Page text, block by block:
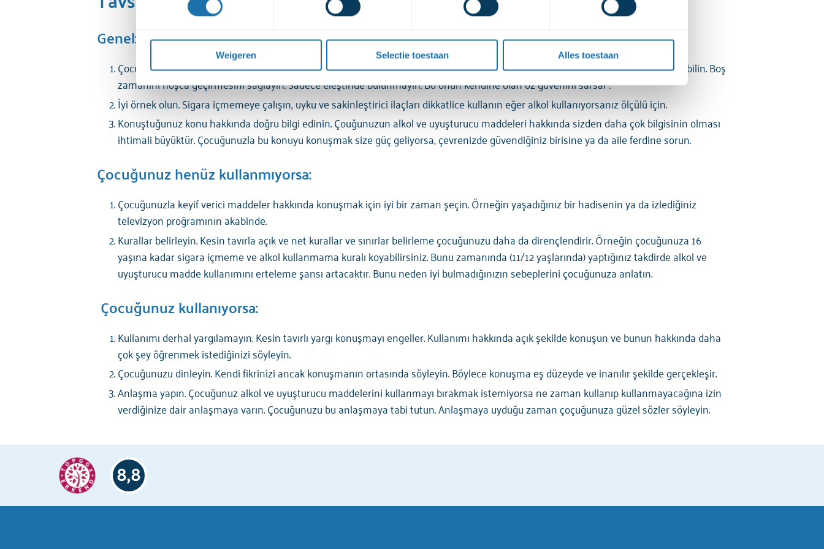
bekijken. Je kunt je toestemming wijzigen via de knop die  linksonder in beeld is.
privacyverklaring raadplegen.
Weigeren Selectie toestaan Alles toestaan
Genel:
Çocuğunuza ilgi gösterin. Onun kafasından neler geçtiğini ve olası ne problemlerin olduğunu bilin. Arkadaşlarının kimler olduğu bilin. Boş
zamanını hoşca geçirmesini sağlayın. Sadece eleştiride bulunmayın. Bu onun kendine olan öz güvenini sarsar .
İyi örnek olun. Sigara içmemeye çalışın, uyku ve sakinleştirici ilaçları dikkatlice kullanın eğer alkol kullanıyorsanız ölçülü için.
Konuştuğunuz konu hakkında doğru bilgi edinin. Çouğunuzun alkol ve uyuşturucu maddeleri hakkında sizden daha çok bilgisinin olması
ihtimali büyüktür. Çocuğunuzla bu konuyu konuşmak size güç geliyorsa, çevrenizde güvendiğiniz birisine ya da aile ferdine sorun.
Çocuğunuz henüz kullanmıyorsa:
Çocuğunuzla keyif verici maddeler hakkında konuşmak için iyi bir zaman şeçin. Örneğin yaşadığınız bir hadisenin ya da izlediğiniz
televizyon proğramının akabinde.
Kurallar belirleyin. Kesin tavırla açık ve net kurallar ve sınırlar belirleme çocuğunuzu daha da dirençlendirir. Örneğin çocuğunuza 16
yaşına kadar sigara içmeme ve alkol kullanmama kuralı koyabilirsiniz. Bunu zamanında (11/12 yaşlarında) yaptığınız takdirde alkol ve
uyuşturucu madde kullanımını erteleme şansı artacaktır. Bunu neden iyi bulmadığınızın sebeplerini çocuğunuza anlatın.
Çocuğunuz kullanıyorsa:
Kullanımı derhal yargılamayın. Kesin tavırlı yargı konuşmayı engeller. Kullanımı hakkında açık şekilde konuşun ve bunun hakkında daha
çok şey öğrenmek istediğinizi söyleyin.
Çocuğunuzu dinleyin. Kendi fikrinizi ancak konuşmanın ortasında söyleyin. Böylece konuşma eş düzeyde ve inanılır şekilde gerçekleşir.
Anlaşma yapın. Çocuğunuz alkol ve uyuşturucu maddelerini kullanmayı bırakmak istemiyorsa ne zaman kullanıp kullanmayacağına izin
verdiğinize dair anlaşmaya varın. Çocuğunuzu bu anlaşmaya tabi tutun. Anlaşmaya uyduğu zaman çoçuğunuza güzel sözler söyleyin.
8,8